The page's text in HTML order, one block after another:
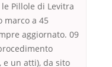
Pillole di Levitra
marco a 45
aggiornato. 09
e un atti), da sito